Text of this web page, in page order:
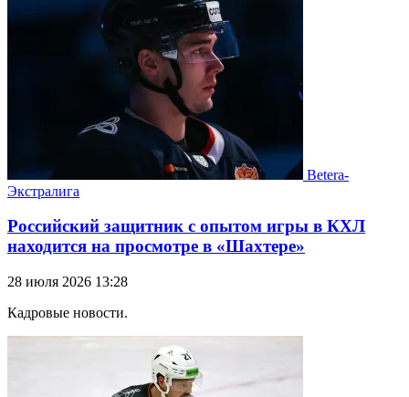
Betera-
Экстралига
Российский защитник с опытом игры в КХЛ
находится на просмотре в «Шахтере»
28 июля 2026 13:28
Кадровые новости.